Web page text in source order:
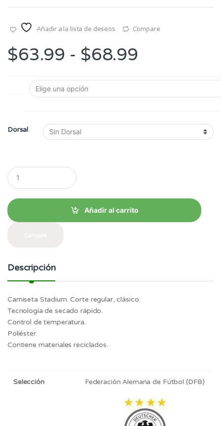
Añadir a la lista de deseos Compare
$63.99 - $68.99
de
precios:
desde
$63.99
Dorsal
Q
u
t
i
Añadir al carrito
Descripción
Camiseta Stadium. Corte regular, clásico.
Tecnología de secado rápido.
Control de temperatura.
Poliéster.
Contiene materiales reciclados.
Selección Federación Alemana de Fútbol (DFB)